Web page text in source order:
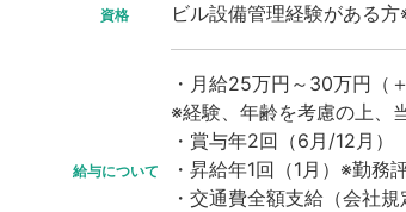
資格 ビル設備管理経験がある
給与について
・月給25万円～30万円（
※経験、年齢を考慮の上、
・賞与年2回（6月/12月）
・昇給年1回（1月）※勤務
・交通費全額支給（会社規